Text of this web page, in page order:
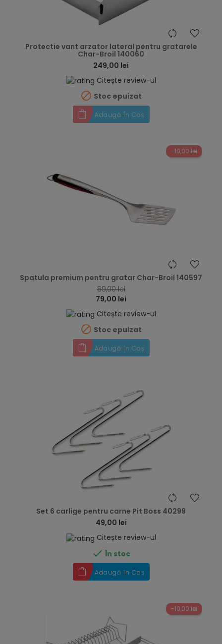
Protectie vant arzator lateral pentru gratarele
Char-Broil 140060
249,00 lei
Citește review-ul
 Stoc epuizat
Adaugă în Coș
-10,00 lei
Spatula premium pentru gratar Char-Broil 140597
89,00 lei
79,00 lei
Citește review-ul
 Stoc epuizat
Adaugă în Coș
Set 6 carlige pentru carne Pit Boss 40299
49,00 lei
Citește review-ul
 În stoc
Adaugă în Coș
-10,00 lei